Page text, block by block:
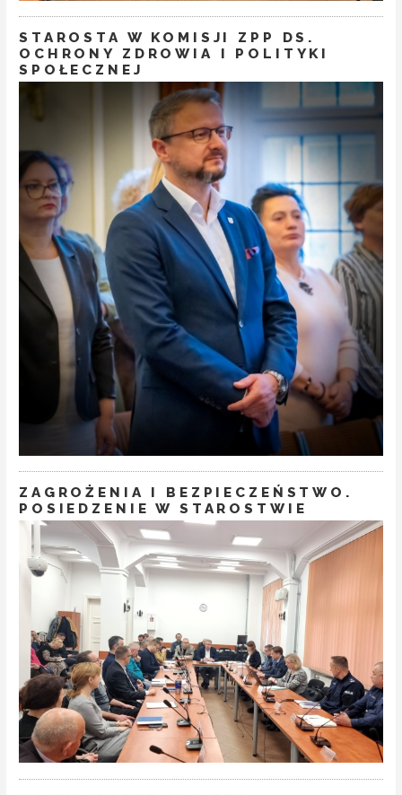
STAROSTA W KOMISJI ZPP DS.
OCHRONY ZDROWIA I POLITYKI
SPOŁECZNEJ
ZAGROŻENIA I BEZPIECZEŃSTWO.
POSIEDZENIE W STAROSTWIE